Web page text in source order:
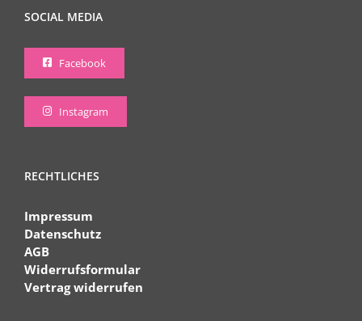
SOCIAL MEDIA
Facebook
Instagram
RECHTLICHES
Impressum
Datenschutz
AGB
Widerrufsformular
Vertrag widerrufen